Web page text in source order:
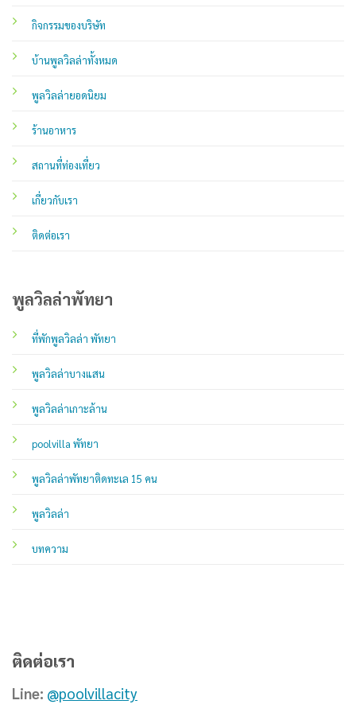
กิจกรรมของบริษัท
บ้านพูลวิลล่าทั้งหมด
พูลวิลล่ายอดนิยม
ร้านอาหาร
สถานที่ท่องเที่ยว
เกี่ยวกับเรา
ติดต่อเรา
พูลวิลล่าพัทยา
ที่พักพูลวิลล่า พัทยา
พูลวิลล่าบางแสน
พูลวิลล่าเกาะล้าน
poolvilla พัทยา
พูลวิลล่าพัทยาติดทะเล 15 คน
พูลวิลล่า
บทความ
ติดต่อเรา
Line: @poolvillacity